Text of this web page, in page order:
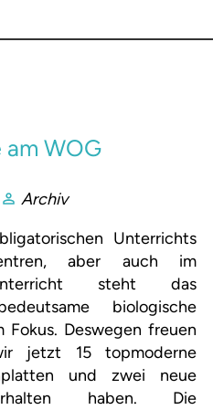
WOG
Archiv
Unterrichts
aber auch im
steht das
biologische
Deswegen freuen
jetzt 15 topmoderne
und zwei neue
erhalten haben. Die